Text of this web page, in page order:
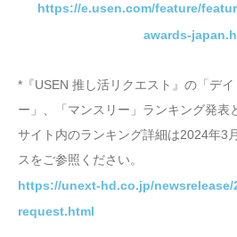
https://e.usen.com/feature/
awards-
*『USEN 推し活リクエスト』の「デ
ー」、「マンスリー」ランキング発表
サイト内のランキング詳細は2024年3
スをご参照ください。
https://unext-hd.co.jp/newsrelease/
request.html